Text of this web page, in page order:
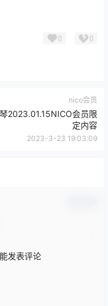
0 0
nico会员
2023.01.15NICO会员限
定内容
2023-3-23 19:03:09
发表评论